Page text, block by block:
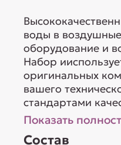
воды в
оборудование и
Набор
оригинальных
вашего
стандартами
Показать
Состав